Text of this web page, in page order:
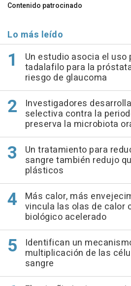
Contenido patrocinado
Lo más leído
Un estudio asocia el uso
tadalafilo para la
riesgo de glaucoma
Investigadores
selectiva contra la
preserva la microbiota
Un tratamiento para
sangre también redujo
plásticos
Más calor, más
vincula las olas de calor
biológico acelerado
Identifican un
multiplicación de las
sangre